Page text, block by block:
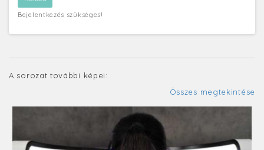
Bejelentkezés szükséges!
A sorozat további képei:
Összes megtekintése